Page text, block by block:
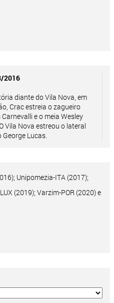
2016
diante do Vila Nova, em
Crac estreia o zagueiro
Carnevalli e o meia Wesley
Vila Nova estreou o lateral
George Lucas.
Unipomezia-ITA (2017);
(2019); Varzim-POR (2020) e